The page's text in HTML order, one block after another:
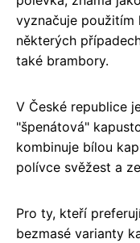
vyznačuje použitím
některých
také brambory.
V České republice
"špenátová"
kombinuje bílou
polívce svěžest a
Pro ty, kteří
bezmasé varianty